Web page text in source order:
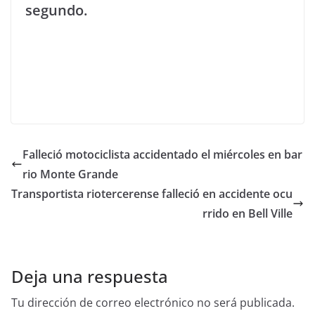
segundo.
Falleció motociclista accidentado el miércoles en bar
rio Monte Grande
Transportista riotercerense falleció en accidente ocu
rrido en Bell Ville
Deja una respuesta
Tu dirección de correo electrónico no será publicada.